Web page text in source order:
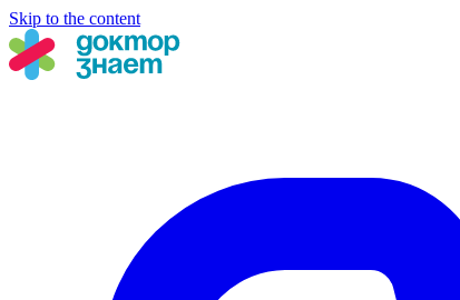
Skip to the content